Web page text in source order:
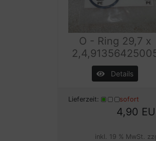
O - Ring 29,7 x
Details
Lieferzeit: sofort
4,90
inkl. 19 % MwSt.